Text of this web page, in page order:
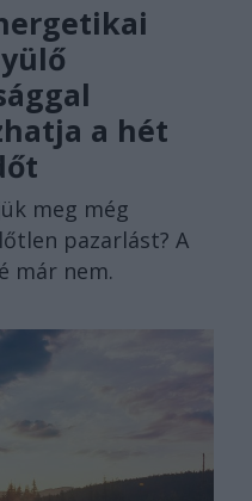
a hét
meg még
pazarlást? A
már nem.